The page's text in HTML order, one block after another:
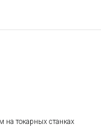
на токарных станках